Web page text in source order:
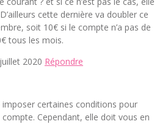
cette dernière va doubler ce
soit 10€ si le compte n’a pas de
tous les mois.
2020 Répondre
certaines conditions pour
Cependant, elle doit vous en